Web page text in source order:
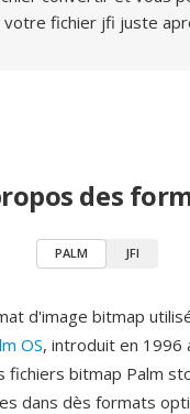
fichier jfi juste
des
PALM JFI
d'image bitmap
OS, introduit en 1996
fichiers bitmap Palm
dans dès formats